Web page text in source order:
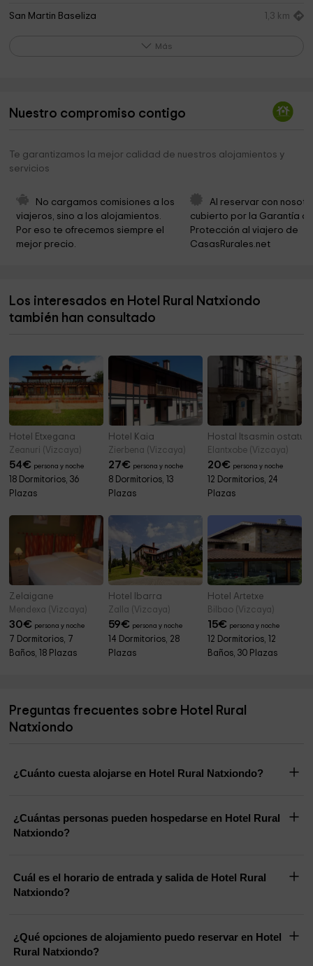
San Martin Baseliza 1,3 km
Oibar Ermita 3,6 km
Ayuntamiento De Ea
Playa de Ea
Casa torre de Bengolea
Ayuntamiento De Amoroto 4,7 km
Nabarnizko Udala
Más
Nuestro compromiso contigo
Te garantizamos la mejor calidad de nuestros alojamientos y
servicios
No cargamos comisiones a los
viajeros, sino a los alojamientos.
Por eso te ofrecemos siempre el
mejor precio.
Al reservar con
cubierto por la Garantía
Protección al viajero de
CasasRurales.net
Los interesados en Hotel Rural Natxiondo
también han consultado
Hotel Etxegana
Zeanuri (Vizcaya)
54€ persona y noche
18 Dormitorios, 36
Plazas
Hotel Kaia
Zierbena (Vizcaya)
27€ persona y noche
8 Dormitorios, 13
Plazas
Hostal Itsasmin ostatua
Elantxobe (Vizcaya)
20€ persona y noche
12 Dormitorios, 24
Plazas
Zelaigane
Mendexa (Vizcaya)
30€ persona y noche
7 Dormitorios, 7
Baños, 18 Plazas
Hotel Ibarra
Zalla (Vizcaya)
59€ persona y noche
14 Dormitorios, 28
Plazas
Hotel Artetxe
Bilbao (Vizcaya)
15€ persona y noche
12 Dormitorios, 12
Baños, 30 Plazas
Preguntas frecuentes sobre Hotel Rural
Natxiondo
¿Cuánto cuesta alojarse en Hotel Rural Natxiondo?
¿Cuántas personas pueden hospedarse en Hotel Rural
Natxiondo?
Cuál es el horario de entrada y salida de Hotel Rural
Natxiondo?
¿Qué opciones de alojamiento puedo reservar en Hotel
Rural Natxiondo?